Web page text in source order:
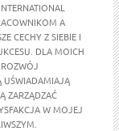
A
CECHY Z SIEBIE I
DLA MOICH
UŚWIADAMIAJĄ
ZARZĄDZAĆ
W MOJEJ